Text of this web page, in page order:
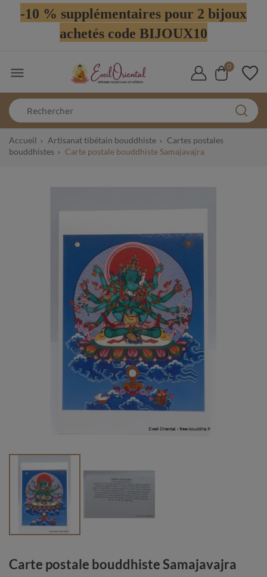
-10 % supplémentaires pour 2 bijoux
achetés code BIJOUX10
 0
Accueil Artisanat tibétain bouddhiste
Cartes postales
bouddhistes
Carte postale bouddhiste Samajavajra
Carte postale bouddhiste Samajavajra